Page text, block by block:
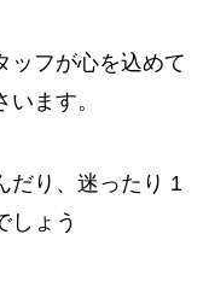
ッフが心を込めて
ます。
だり、迷ったり 1
しょう